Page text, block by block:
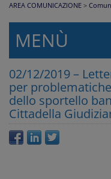
AREA COMUNICAZIONE >
MENÙ
02/12/2019 –
per
dello sportello
Cittadella